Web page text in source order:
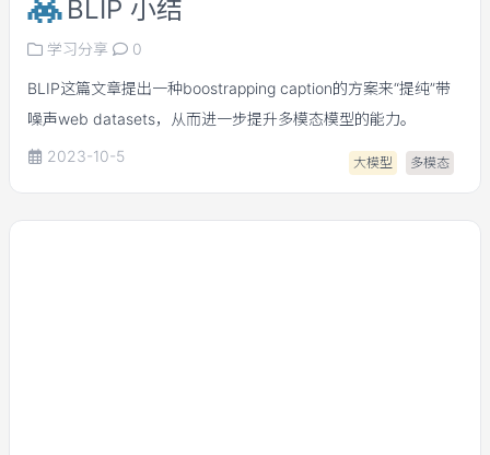
BLIP 小结
学习分享 0
BLIP这篇文章提出一种boostrapping caption的方案来“提纯”带
噪声web datasets，从而进一步提升多模态模型的能力。
2023-10-5
大模型 多模态